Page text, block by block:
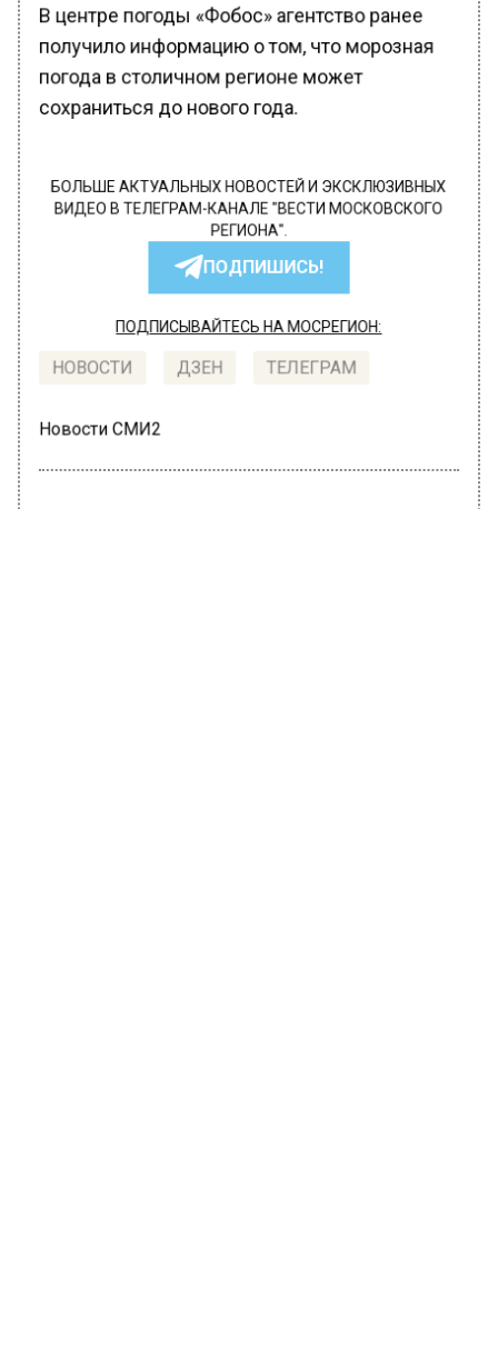
В центре погоды «Фобос» агентство ранее
получило информацию о том, что морозная
погода в столичном регионе может
сохраниться до нового года.
БОЛЬШЕ АКТУАЛЬНЫХ НОВОСТЕЙ И ЭКСКЛЮЗИВНЫХ
ВИДЕО В ТЕЛЕГРАМ-КАНАЛЕ "ВЕСТИ МОСКОВСКОГО
РЕГИОНА".
ПОДПИШИСЬ!
ПОДПИСЫВАЙТЕСЬ НА МОСРЕГИОН:
НОВОСТИ ДЗЕН ТЕЛЕГРАМ
Новости СМИ2